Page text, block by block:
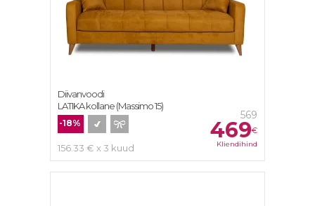
569
469€
Kliendihind
-18%
156.33 € x 3 kuud
Diivanvoodi
LATIKA kollane (Massimo 15)